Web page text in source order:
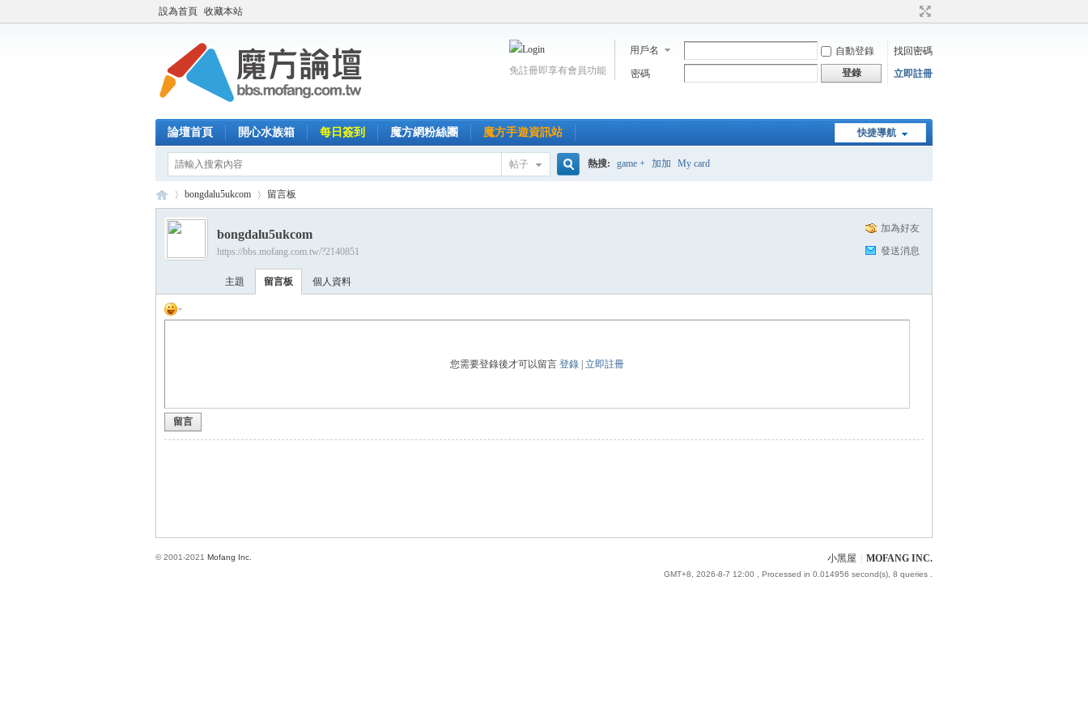
設為首頁 收藏本站
用戶名 自動登錄
找回密碼
密碼
登錄 立即註冊
免註冊即享有會員功能
快捷導航
論壇首頁 開心水族箱 每日簽到 魔方網粉絲團 魔方手遊資訊站
帖子 熱搜: game + 加加 My card
›
bongdalu5ukcom 留言板
加為好友
發送消息
bongdalu5ukcom
https://bbs.mofang.com.tw/?2140851
主題 留言板 個人資料
您需要登錄後才可以留言登錄 |立即註冊
留言
小黑屋 MOFANG INC.
GMT+8, 2026-8-7 12:00 , Processed in 0.014956 second(s), 8 queries .
© 2001-2021 Mofang Inc.